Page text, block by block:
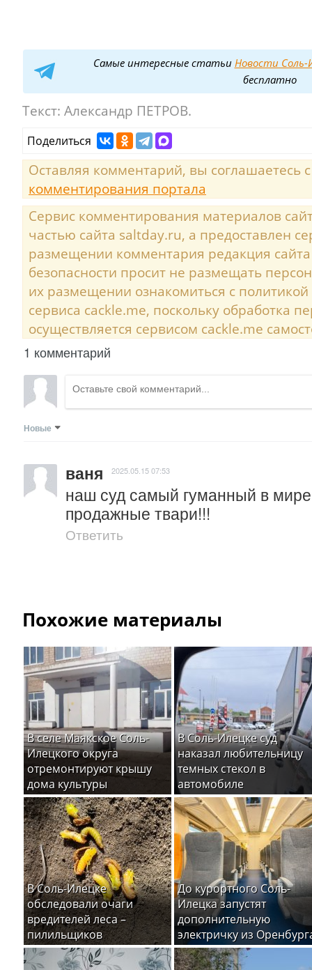
Самые интересные статьи Новости Соль-
бесплатно
Текст: Александр ПЕТРОВ.
Поделиться
Оставляя комментарий, вы соглашаетесь
комментирования портала
Сервис комментирования материалов
частью сайта saltday.ru, а предоставлен
размещении комментария редакция
безопасности просит не размещать
их размещении ознакомиться с
сервиса cackle.me, поскольку обработка
осуществляется сервисом cackle.me
1 комментарий
Новые
ваня 2025.05.15 07:53
наш суд самый гуманный в мире
продажные твари!!!
Ответить
Похожие материалы
В селе Маякское Соль-
Илецкого округа
отремонтируют крышу
дома культуры
В Соль-Илецке суд
наказал любительницу
темных стекол в
автомобиле
В Соль-Илецке
обследовали очаги
вредителей леса –
пилильщиков
До курортного Соль-
Илецка запустят
дополнительную
электричку из